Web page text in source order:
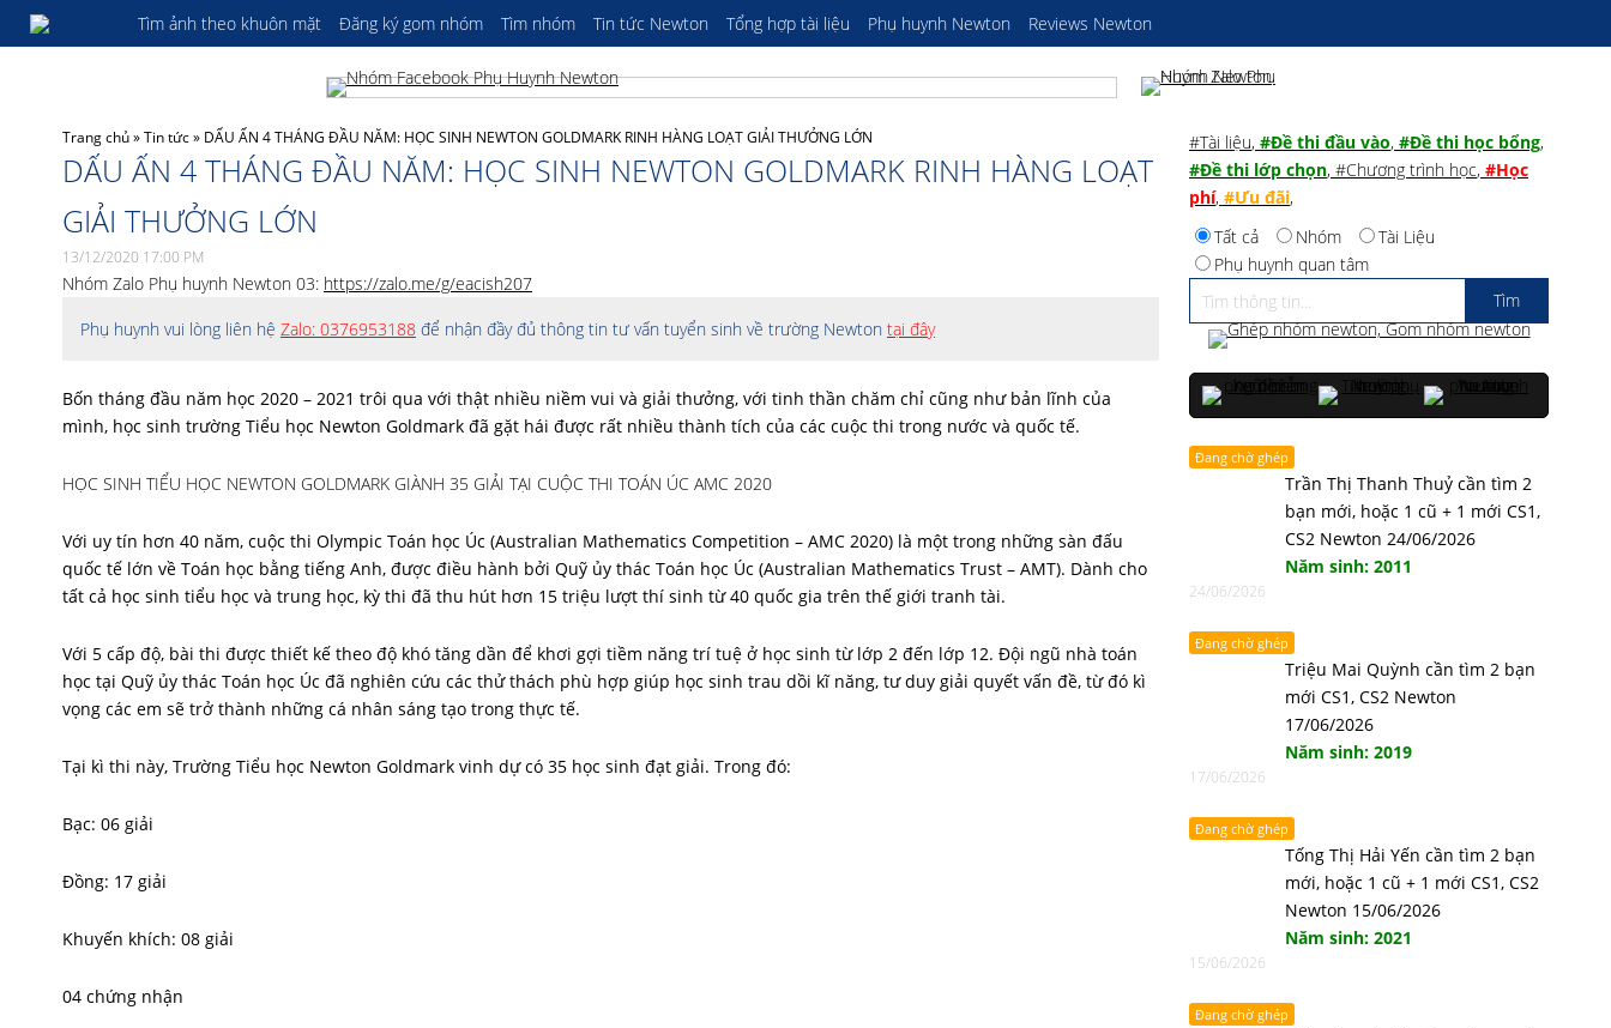
Tìm ảnh theo khuôn mặt Đăng ký gom nhóm Tìm nhóm Tin tức Newton Tổng hợp tài liệu Phụ huynh Newton Reviews Newton
Trang chủ»Tin tức» DẤU ẤN 4 THÁNG ĐẦU NĂM: HỌC SINH NEWTON GOLDMARK RINH HÀNG LOẠT GIẢI THƯỞNG LỚN
DẤU ẤN 4 THÁNG ĐẦU NĂM: HỌC SINH NEWTON GOLDMARK RINH HÀNG LOẠT
GIẢI THƯỞNG LỚN
13/12/2020 17:00 PM
Nhóm Zalo Phụ huynh Newton 03: https://zalo.me/g/eacish207
Phụ huynh vui lòng liên hệ Zalo: 0376953188 để nhận đầy đủ thông tin tư vấn tuyển sinh về trường Newton tại đây
Bốn tháng đầu năm học 2020 – 2021 trôi qua với thật nhiều niềm vui và giải thưởng, với tinh thần chăm chỉ cũng như bản lĩnh của
mình, học sinh trường Tiểu học Newton Goldmark đã gặt hái được rất nhiều thành tích của các cuộc thi trong nước và quốc tế.
HỌC SINH TIỂU HỌC NEWTON GOLDMARK GIÀNH 35 GIẢI TẠI CUỘC THI TOÁN ÚC AMC 2020
Với uy tín hơn 40 năm, cuộc thi Olympic Toán học Úc (Australian Mathematics Competition – AMC 2020) là một trong những sàn đấu
quốc tế lớn về Toán học bằng tiếng Anh, được điều hành bởi Quỹ ủy thác Toán học Úc (Australian Mathematics Trust – AMT). Dành cho
tất cả học sinh tiểu học và trung học, kỳ thi đã thu hút hơn 15 triệu lượt thí sinh từ 40 quốc gia trên thế giới tranh tài.
Với 5 cấp độ, bài thi được thiết kế theo độ khó tăng dần để khơi gợi tiềm năng trí tuệ ở học sinh từ lớp 2 đến lớp 12. Đội ngũ nhà toán
học tại Quỹ ủy thác Toán học Úc đã nghiên cứu các thử thách phù hợp giúp học sinh trau dồi kĩ năng, tư duy giải quyết vấn đề, từ đó kì
vọng các em sẽ trở thành những cá nhân sáng tạo trong thực tế.
Tại kì thi này, Trường Tiểu học Newton Goldmark vinh dự có 35 học sinh đạt giải. Trong đó:
Bạc: 06 giải
Đồng: 17 giải
Khuyến khích: 08 giải
04 chứng nhận
#Tài liệu, #Đề thi đầu vào, #Đề thi học bổng,
#Đề thi lớp chọn, #Chương trình học, #Học
phí, #Ưu đãi,
Tất cả
Nhóm
Tài Liệu
Phụ huynh quan tâm
Đang chờ ghép
Trần Thị Thanh Thuỷ cần tìm 2
bạn mới, hoặc 1 cũ + 1 mới CS1,
CS2 Newton 24/06/2026
Năm sinh: 2011
24/06/2026
Đang chờ ghép
Triệu Mai Quỳnh cần tìm 2 bạn
mới CS1, CS2 Newton
17/06/2026
Năm sinh: 2019
17/06/2026
Đang chờ ghép
Tống Thị Hải Yến cần tìm 2 bạn
mới, hoặc 1 cũ + 1 mới CS1, CS2
Newton 15/06/2026
Năm sinh: 2021
15/06/2026
Đang chờ ghép